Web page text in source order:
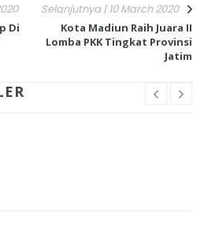
Di
Selanjutnya | 10 March 2020
Kota Madiun Raih Juara II
Lomba PKK Tingkat Provinsi
Jatim